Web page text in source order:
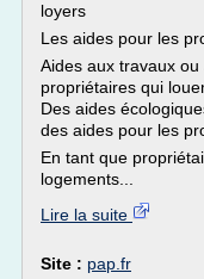
loyers
Les aides pour les
Aides aux travaux
propriétaires qui
Des aides
des aides pour les
En tant que
logements...
Lire la suite
Site : pap.fr